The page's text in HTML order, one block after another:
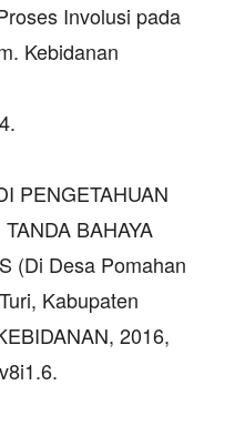
Involusi pada
Kebidanan
PENGETAHUAN
BAHAYA
(Di Desa Pomahan
Kabupaten
2016,